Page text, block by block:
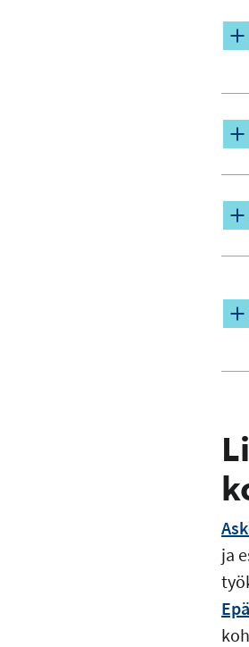
ja